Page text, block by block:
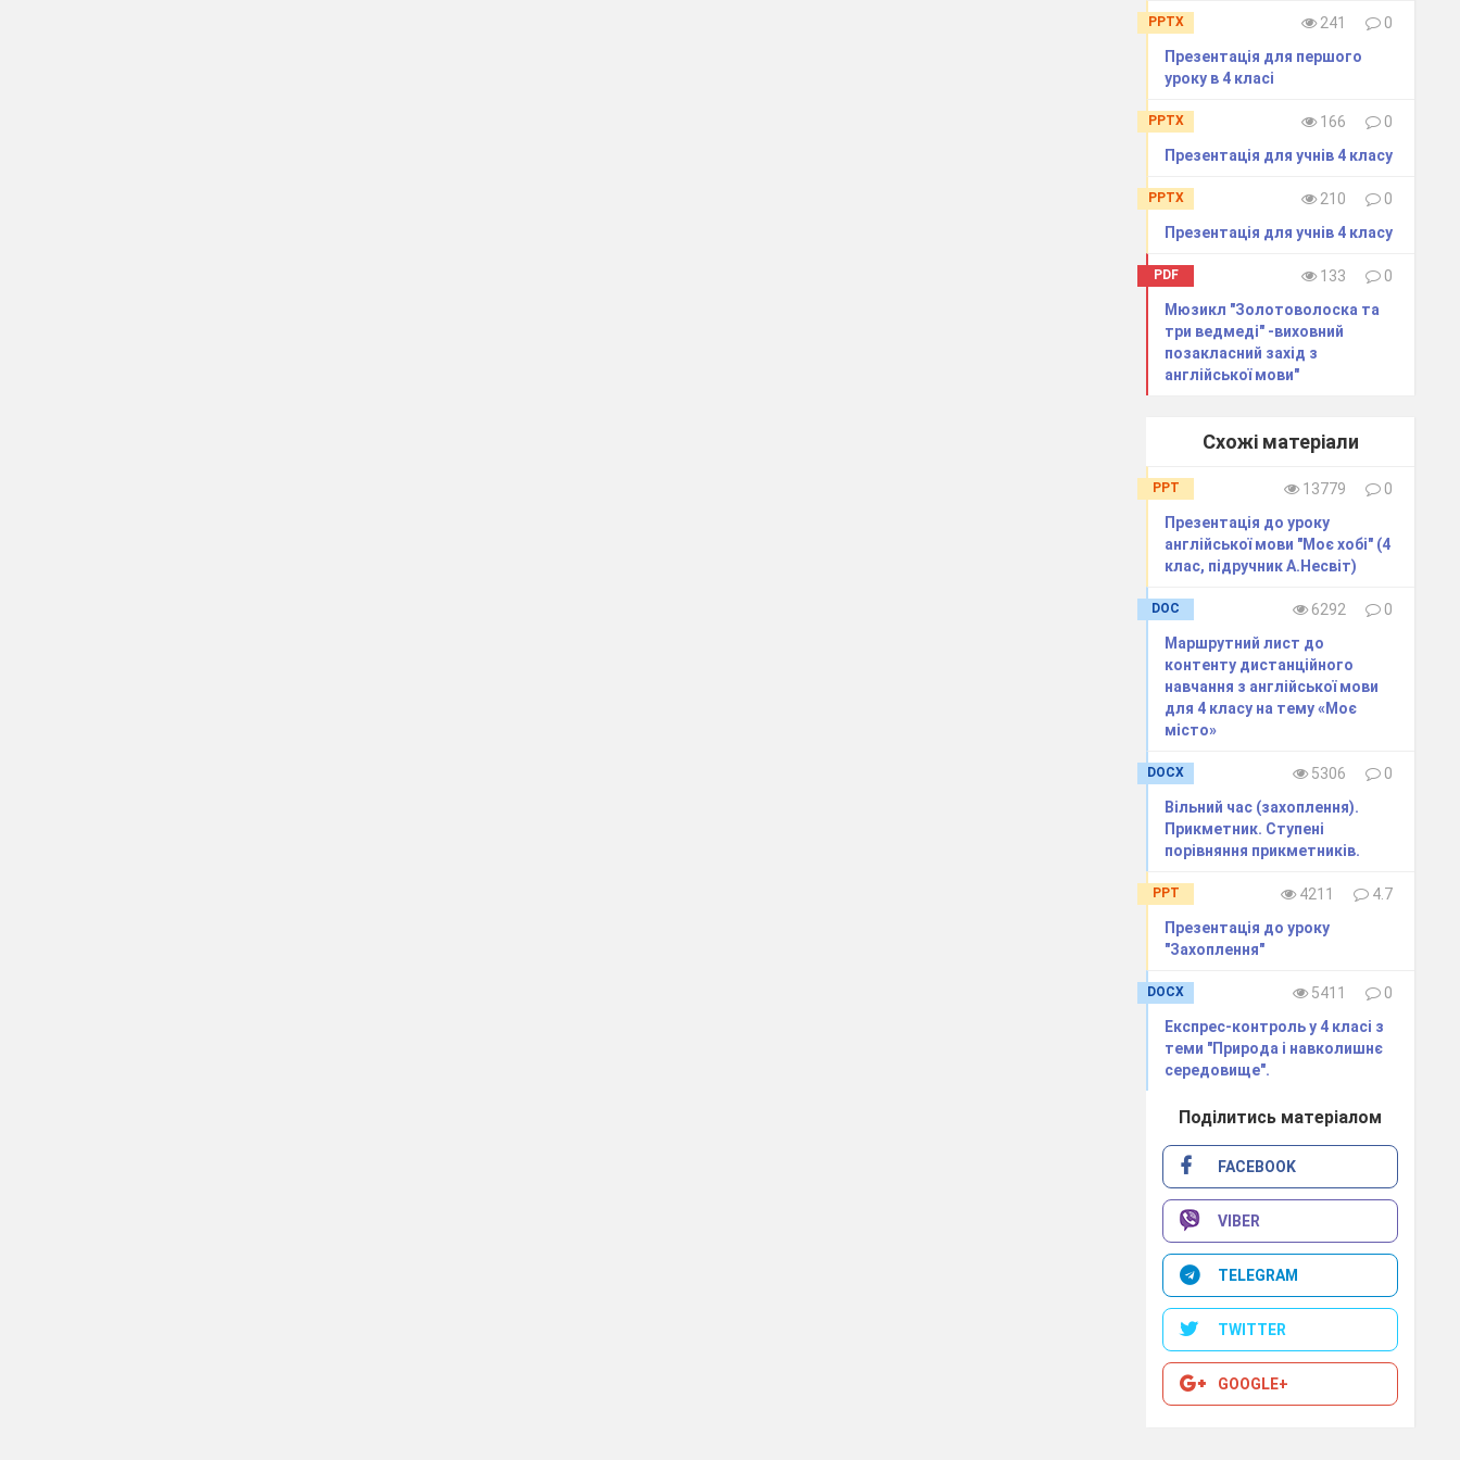
PPTX 241
0
Презентація для першого
уроку в 4 класі
PPTX 166
0
Презентація для учнів 4 класу
PPTX 210
0
Презентація для учнів 4 класу
PDF 133
0
Мюзикл "Золотоволоска та
три ведмеді" -виховний
позакласний захід з
англійської мови"
Схожі матеріали
PPT 13779
0
Презентація до уроку
англійської мови "Моє хобі" (4
клас, підручник А.Несвіт)
DOC 6292
0
Маршрутний лист до
контенту дистанційного
навчання з англійської мови
для 4 класу на тему «Моє
місто»
DOCX 5306
0
Вільний час (захоплення).
Прикметник. Ступені
порівняння прикметників.
PPT 4211
4.7
Презентація до уроку
"Захоплення"
DOCX 5411
0
Експрес-контроль у 4 класі з
теми "Природа і навколишнє
середовище".
Поділитись матеріалом
FACEBOOK
VIBER
TELEGRAM
TWITTER
GOOGLE+